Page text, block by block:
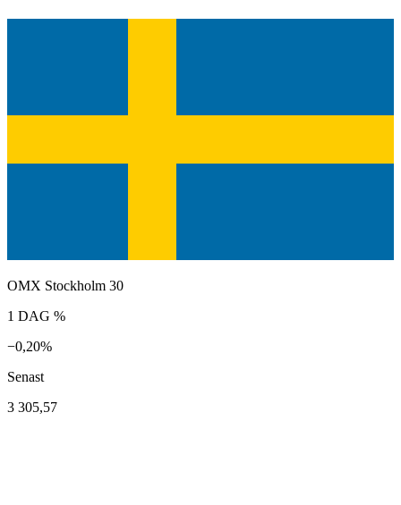
OMX Stockholm 30
1 DAG %
−0,20%
Senast
3 305,57